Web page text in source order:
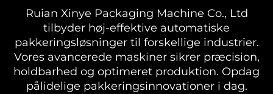
Ruian Xinye Packaging Machine Co., Ltd
tilbyder høj-effektive automatiske
pakkeringsløsninger til forskellige industrier.
Vores avancerede maskiner sikrer præcision,
holdbarhed og optimeret produktion. Opdag
pålidelige pakkeringsinnovationer i dag.